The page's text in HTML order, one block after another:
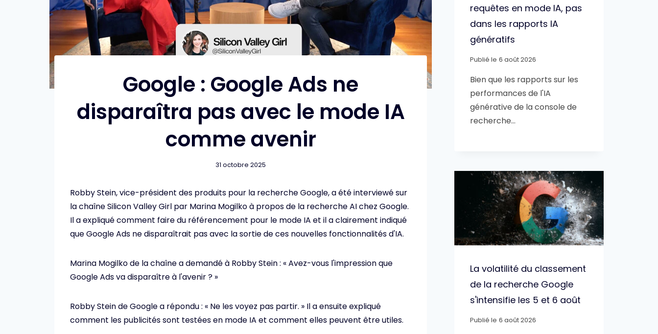
Google : Google Ads ne
disparaîtra pas avec le mode IA
comme avenir
31 octobre 2025
Robby Stein, vice-président des produits pour la recherche Google, a été interviewé sur
la chaîne Silicon Valley Girl par Marina Mogilko à propos de la recherche AI ​​chez Google.
Il a expliqué comment faire du référencement pour le mode IA et il a clairement indiqué
que Google Ads ne disparaîtrait pas avec la sortie de ces nouvelles fonctionnalités d'IA.
Marina Mogilko de la chaîne a demandé à Robby Stein : « Avez-vous l'impression que
Google Ads va disparaître à l'avenir ? »
Robby Stein de Google a répondu : « Ne les voyez pas partir. » Il a ensuite expliqué
comment les publicités sont testées en mode IA et comment elles peuvent être utiles.
requêtes en mode IA, pas
dans les rapports IA
génératifs
Publié le 6 août 2026
Bien que les rapports sur les
performances de l'IA
générative de la console de
recherche…
La volatilité du classement
de la recherche Google
s'intensifie les 5 et 6 août
Publié le 6 août 2026